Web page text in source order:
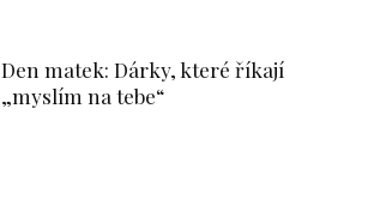
Den matek: Dárky, které říkají
„myslím na tebe“